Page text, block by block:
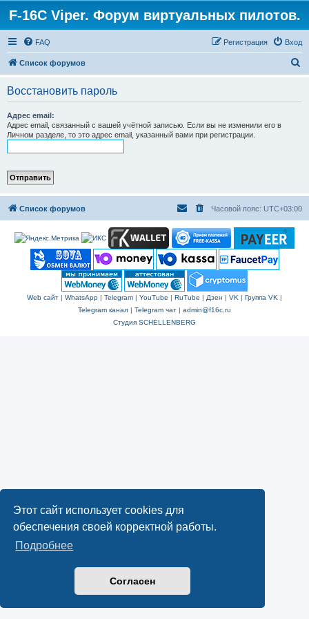
Этот сайт использует cookies для
обеспечения своей корректной работы.
Подробнее
Согласен
F-16C Viper. Форум виртуальных пилотов.
FAQ Вход
Регистрация
Список форумов
Восстановить пароль
Адрес email:
Адрес email, связанный с вашей учётной записью. Если вы не изменили его в
Личном разделе, то это адрес email, указанный вами при регистрации.
Список форумов Часовой пояс: UTC+03:00
Web сайт | WhatsApp | Telegram | YouTube | RuTube | Дзен | VK | Группа VK |
Telegram канал | Telegram чат | admin@f16c.ru
Студия SCHELLENBERG